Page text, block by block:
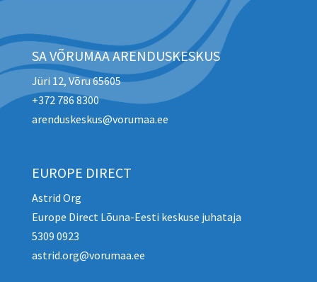
SA VÕRUMAA ARENDUSKESKUS
Jüri 12, Võru 65605
+372 786 8300
arenduskeskus@vorumaa.ee
EUROPE DIRECT
Astrid Org
Europe Direct Lõuna-Eesti keskuse juhataja
5309 0923
astrid.org@vorumaa.ee